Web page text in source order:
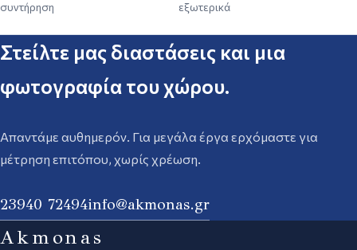
συντήρηση
εξωτερικά
Στείλτε μας διαστάσεις και μια
φωτογραφία του χώρου.
Απαντάμε αυθημερόν. Για μεγάλα έργα ερχόμαστε για
μέτρηση επιτόπου, χωρίς χρέωση.
23940 72494info@akmonas.gr
Akmonas